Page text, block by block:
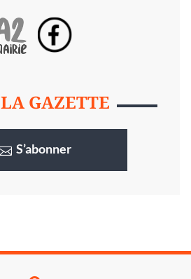
LA GAZETTE
S’abonner